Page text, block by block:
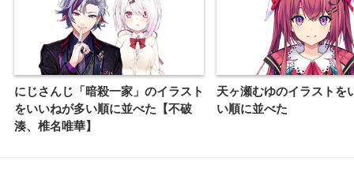
にじさんじ「暗殺一家」のイラスト
をいいねが多い順に並べた【不破
湊、椎名唯華】
天ヶ瀬むゆのイラストを
い順に並べた